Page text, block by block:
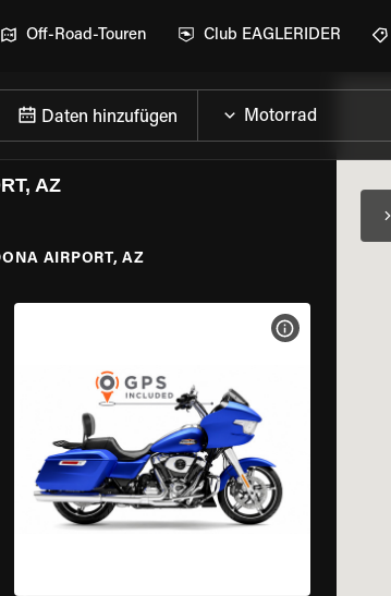
Off-Road-Touren Club EAGLERIDER
Daten hinzufügen
AZ
AIRPORT, AZ
DETAILS ANZEIGEN MOTORRAD-